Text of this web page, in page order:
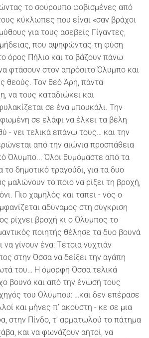
το σούρουπο φοβισμένες από
κύκλωπες που είναι «σαν βράχοι
για τους ασεβείς Γίγαντες,
που αψηφώντας τη φύση
όρος Πήλιο και το βάζουν πάνω
φτάσουν στον απρόσιτο Όλυμπο και
θεούς. Τον θεό Άρη, πάντα
να τους καταδιώκει και
σε ένα μπουκάλι. Την
σε ελάφι να έλκει τα βέλη
- νει τελικά επάνω τους… και την
από την αιώνια προσπάθεια
Όλυμπο... Όλοι θυμόμαστε από τα
το δημοτικό τραγούδι, για τα δυο
μαλώνουν το ποιο να ρίξει τη βροχή,
Πιο χαμηλός και ταπει - νός ο
αδύναμος στη σύγκριση
ρίχνει βροχή κι ο Όλυμπος το
ποιητής θέλησε τα δυο βουνά
γίνουν ένα: Τέτοια νυχτιάν
στην Όσσα να δείξει την αγάπη
του… Η όμορφη Όσσα τελικά
βουνό και από την ένωσή τους
του Ολύμπου: …και δεν επέρασε
και μήνες π’ ακούστη - κε σε μια
στην Πίνδο, τ’ αρματωλού το πάτημα
και να φωνάζουν αητοί, να